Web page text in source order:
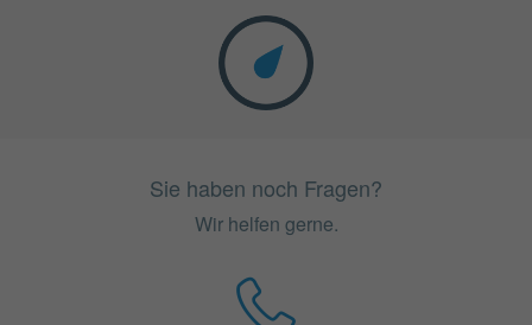
Sie haben noch Fragen?
Wir helfen gerne.